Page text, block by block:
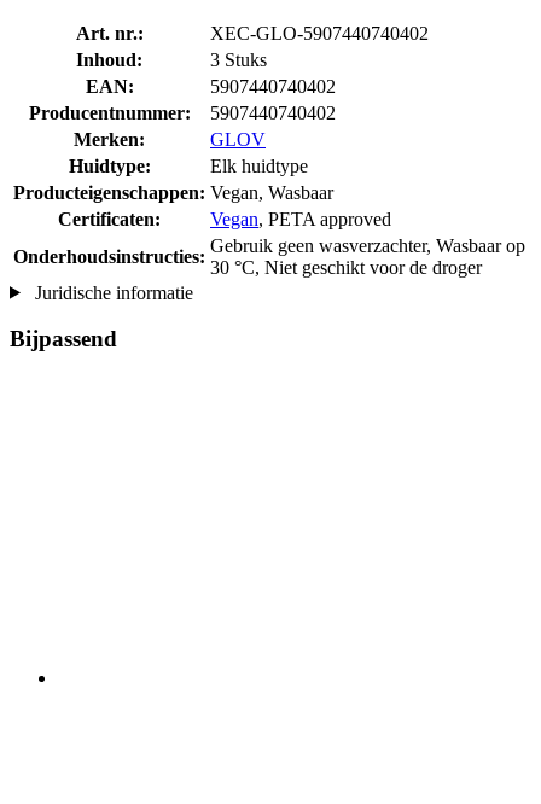
Art. nr.:
XEC-GLO-5907440740402
Inhoud:
3 Stuks
EAN:
5907440740402
Producentnummer:
5907440740402
Merken:
GLOV
Huidtype:
Elk huidtype
Producteigenschappen: Vegan, Wasbaar
Certificaten:
Vegan, PETA approved
Onderhoudsinstructies:
Gebruik geen wasverzachter, Wasbaar op
30 °C, Niet geschikt voor de droger
Juridische informatie
Bijpassend